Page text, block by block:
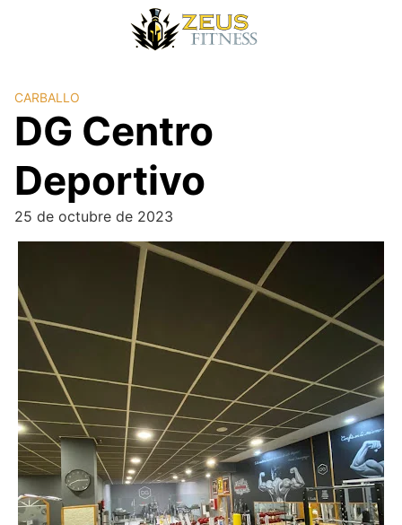
CARBALLO
DG Centro
Deportivo
25 de octubre de 2023